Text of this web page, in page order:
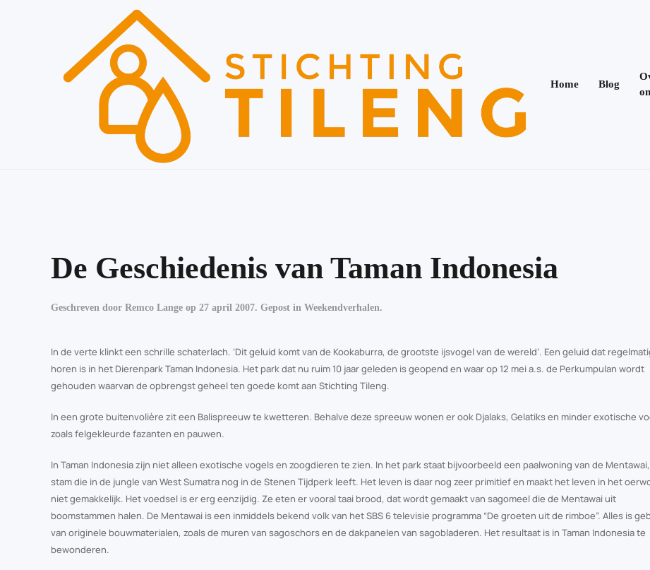
Skip to main content
Home Blog
De Geschiedenis van Taman Indonesia
Geschreven door Remco Lange op 27 april 2007. Gepost in Weekendverhalen.
In de verte klinkt een schrille schaterlach. ‘Dit geluid komt van de Kookaburra, de grootste ijsvogel van de wereld’. Een geluid dat
horen is in het Dierenpark Taman Indonesia. Het park dat nu ruim 10 jaar geleden is geopend en waar op 12 mei a.s. de Perkumpulan wordt
gehouden waarvan de opbrengst geheel ten goede komt aan Stichting Tileng.
In een grote buitenvolière zit een Balispreeuw te kwetteren. Behalve deze spreeuw wonen er ook Djalaks, Gelatiks en minder exotische
zoals felgekleurde fazanten en pauwen.
In Taman Indonesia zijn niet alleen exotische vogels en zoogdieren te zien. In het park staat bijvoorbeeld een paalwoning van de
stam die in de jungle van West Sumatra nog in de Stenen Tijdperk leeft. Het leven is daar nog zeer primitief en maakt het leven in het
niet gemakkelijk. Het voedsel is er erg eenzijdig. Ze eten er vooral taai brood, dat wordt gemaakt van sagomeel die de Mentawai uit
boomstammen halen. De Mentawai is een inmiddels bekend volk van het SBS 6 televisie programma “De groeten uit de rimboe”. Alles is
van originele bouwmaterialen, zoals de muren van sagoschors en de dakpanelen van sagobladeren. Het resultaat is in Taman Indonesia te
bewonderen.